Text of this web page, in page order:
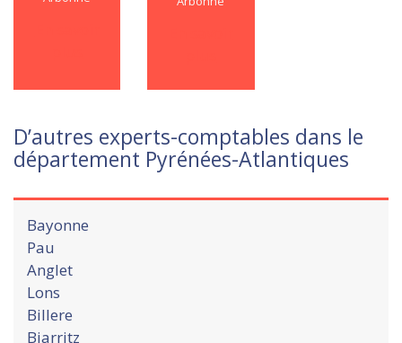
D’autres experts-comptables dans le
département Pyrénées-Atlantiques
Bayonne
Pau
Anglet
Lons
Billere
Biarritz